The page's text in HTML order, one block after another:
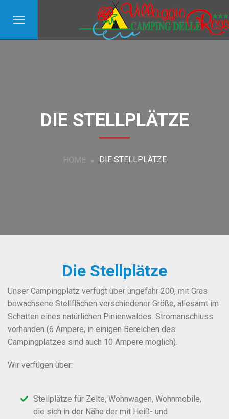
DIE STELLPLÄTZE
HOME DIE STELLPLÄTZE
Die Stellplätze
Unser Campingplatz verfügt über ungefähr 200, mit Gras
bewachsene Stellflächen verschiedener Größe, allesamt im
Schatten eines natürlichen Pinienwaldes. Stromanschluss
vorhanden (6 Ampere, in einigen Bereichen des
Campingplatzes sind auch 10 Ampere möglich).
Wir verfügen über:
Stellplätze für Zelte, Wohnwagen, Wohnmobile,
die sich in der Nähe der mit Heiß- und